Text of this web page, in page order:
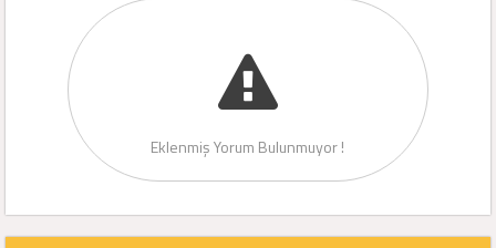
Eklenmiş Yorum Bulunmuyor !